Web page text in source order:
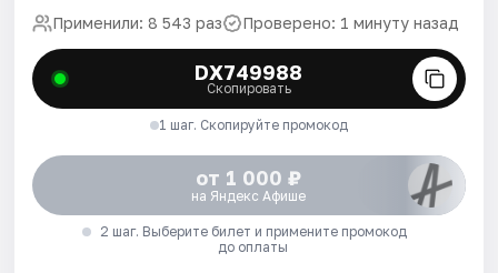
Применили: 8 543 раз Проверено: 1 минуту назад
DX749988
Скопировать
1 шаг. Скопируйте промокод
от 1 000 ₽
на Яндекс Афише
2 шаг. Выберите билет и примените промокод
до оплаты